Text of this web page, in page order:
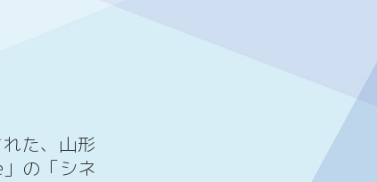
れた、山形
の「シネ